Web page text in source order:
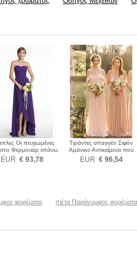
Οι πτυχωμένες
Φερμουάρ επάνω
φορέματα
EUR € 93,78
Τιράντες σπαγγέτι Σιφόν
Αμάνικο Αντικείμενα που
έχουν συλλεχθεί
Παράνυμφος φορέματα
EUR € 96,54
φορέματα πιέτα Παράνυμφος φορέματα